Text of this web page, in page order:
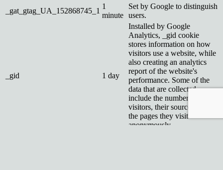
_gat_gtag_UA_152868745_1
1
minute
Set by Google to distinguish
users.
_gid 1 day
Installed by Google
Analytics, _gid cookie
stores information on how
visitors use a website, while
also creating an analytics
report of the website's
performance. Some of the
data that are collected
include the number of
visitors, their source, and
the pages they visit
anonymously.